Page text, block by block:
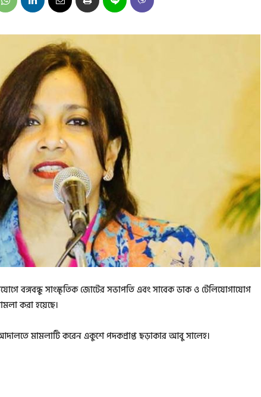
বঙ্গবন্ধু সাংস্কৃতিক জোটের সভাপতি এবং সাবেক ডাক ও টেলিযোগাযোগ
করা হয়েছে।
মামলাটি করেন একুশে পদকপ্রাপ্ত ছড়াকার আবু সালেহ।